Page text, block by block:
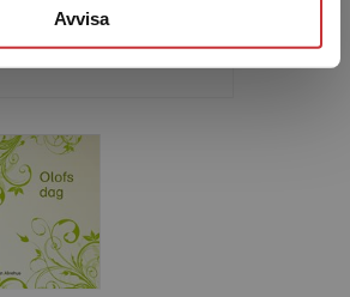
Avvisa